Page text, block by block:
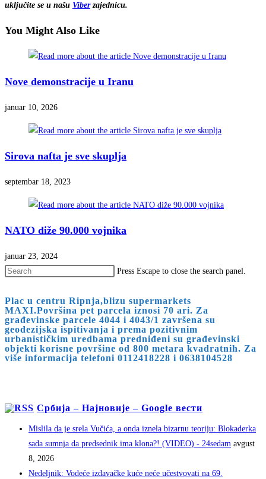
uključite se u našu Viberzajednicu.
You Might Also Like
Nove demonstracije u Iranu
januar 10, 2026
Sirova nafta je sve skuplja
septembar 18, 2023
NATO diže 90.000 vojnika
januar 23, 2024
Press Escape to close the search panel.
Plac u centru Ripnja,blizu supermarkets
MAXI.Površina pet parcela iznosi 70 ari. Za
građevinske parcele 4044 i 4043/1 završena su
geodezijska ispitivanja i prema pozitivnim
urbanističkim uredbama predniđeni su građevinski
objekti korisne površine od 800 metara kvadratnih. Za
više informacija telefoni 0112418228 i 0638104528
Србија – Најновије – Google вести
Mislila da je srela Vučića, a onda iznela bizarnu teoriju: Blokaderka
sada sumnja da predsednik ima klona?! (VIDEO) - 24sedam avgust
8, 2026
Nedeljnik: Vodeće izdavačke kuće neće učestvovati na 69.